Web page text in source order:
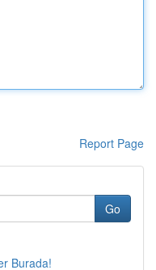
Report Page
Go
Burada!